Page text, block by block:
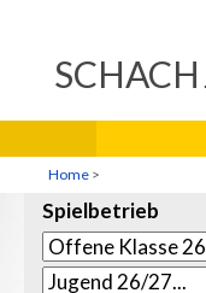
Home >
Spielbetrieb